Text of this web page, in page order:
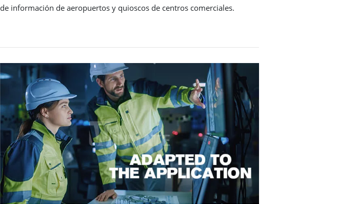
de información de aeropuertos y quioscos de centros comerciales.